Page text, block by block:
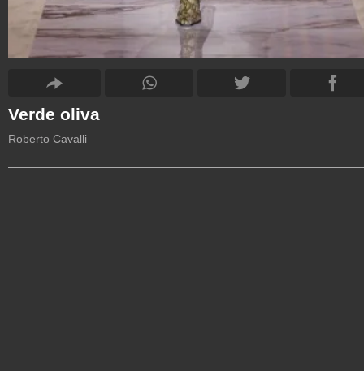
Verde oliva
Roberto Cavalli